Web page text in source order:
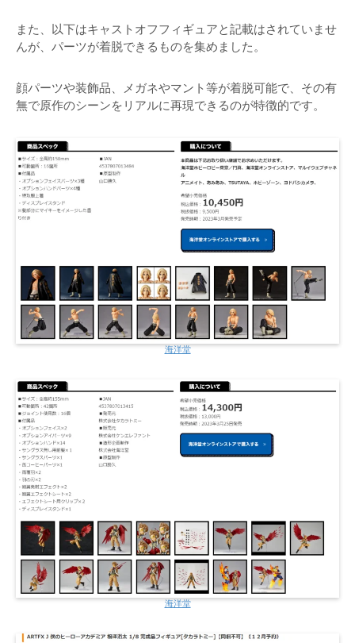
また、以下はキャストオフフィギュアと記載はされていませ
んが、パーツが着脱できるものを集めました。
顔パーツや装飾品、メガネやマント等が着脱可能で、その有
無で原作のシーンをリアルに再現できるのが特徴的です。
海洋堂
海洋堂